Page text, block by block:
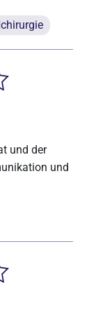
und der
und